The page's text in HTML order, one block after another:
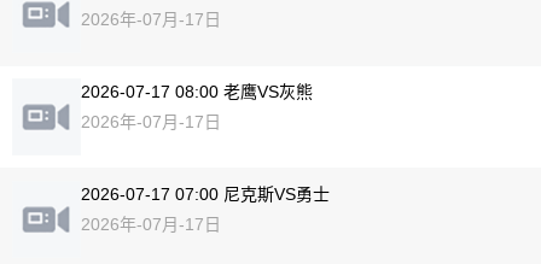
2026年-07月-17日
2026-07-17 08:00 老鹰VS灰熊
2026年-07月-17日
2026-07-17 07:00 尼克斯VS勇士
2026年-07月-17日